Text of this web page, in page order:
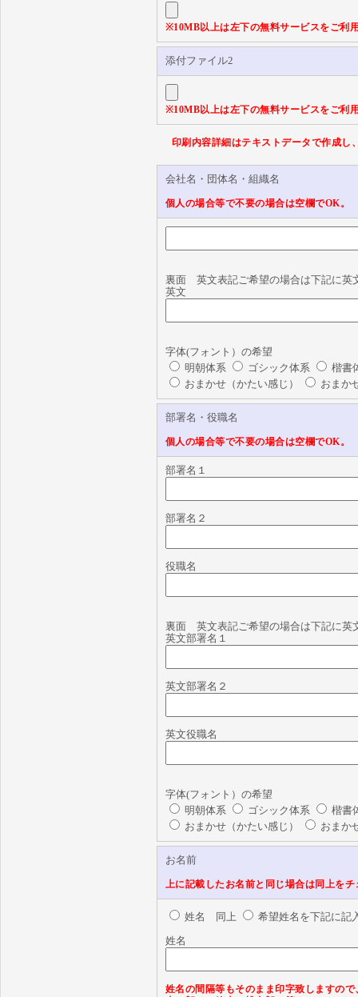
※10MB以上は左下の無料サービスをご利
添付ファイル2
※10MB以上は左下の無料サービスをご利
印刷内容詳細はテキストデータで作成し
会社名・団体名・組織名
個人の場合等で不要の場合は空欄でOK。
裏面 英文表記ご希望の場合は下記に英
英文
字体(フォント）の希望
明朝体系
ゴシック体系
楷書
おまかせ（かたい感じ）
おまか
部署名・役職名
個人の場合等で不要の場合は空欄でOK。
部署名１
部署名２
役職名
裏面 英文表記ご希望の場合は下記に英
英文部署名１
英文部署名２
英文役職名
字体(フォント）の希望
明朝体系
ゴシック体系
楷書
おまかせ（かたい感じ）
おまか
お名前
上に記載したお名前と同じ場合は同上をチ
姓名 同上 希望姓名を下記に記
姓名
姓名の間隔等もそのまま印字致します